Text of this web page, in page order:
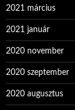
2021 március
2021 január
2020 november
2020 szeptember
2020 augusztus